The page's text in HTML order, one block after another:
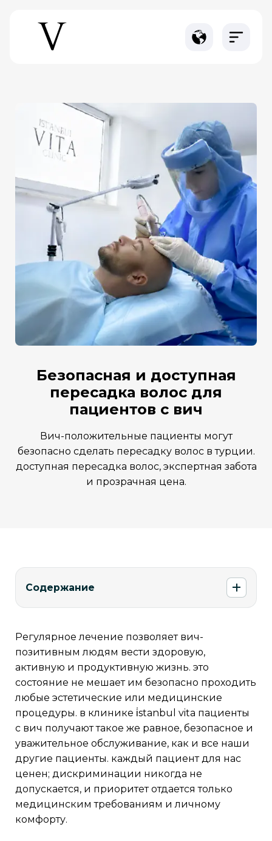
безопасная и доступная
пересадка волос для
пациентов с вич
вич-положительные пациенты могут
безопасно сделать пересадку волос в турции.
доступная пересадка волос, экспертная забота
и прозрачная цена.
Содержание
регулярное лечение позволяет вич-
позитивным людям вести здоровую,
активную и продуктивную жизнь. это
состояние не мешает им безопасно проходить
любые эстетические или медицинские
процедуры. в клинике i̇stanbul vita пациенты с
вич получают такое же равное, безопасное и у
важительное обслуживание, как и все наши д
ругие пациенты. каждый пациент для нас ц
енен; дискриминации никогда не д
опускается, и приоритет отдается только м
едицинским требованиям и личному к
омфорту.